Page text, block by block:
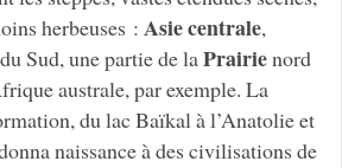
herbeuses : Asie centrale,
Sud, une partie de laPrairienord
australe, par exemple. La
du lac Baïkal à l’Anatolie et
naissance à des civilisations de